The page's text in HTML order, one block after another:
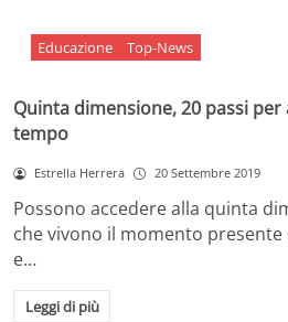
Educazione Top-News
Quinta dimensione, 20 passi
tempo
Estrella Herrera 20 Settembre 2019
Possono accedere alla quinta
che vivono il momento presente
e…
Leggi di più